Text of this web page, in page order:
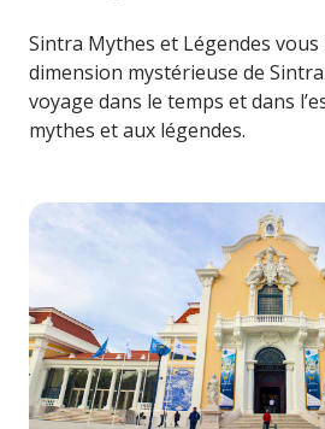
Sintra Mythes et Légendes
dimension mystérieuse de
voyage dans le temps et dans
mythes et aux légendes.